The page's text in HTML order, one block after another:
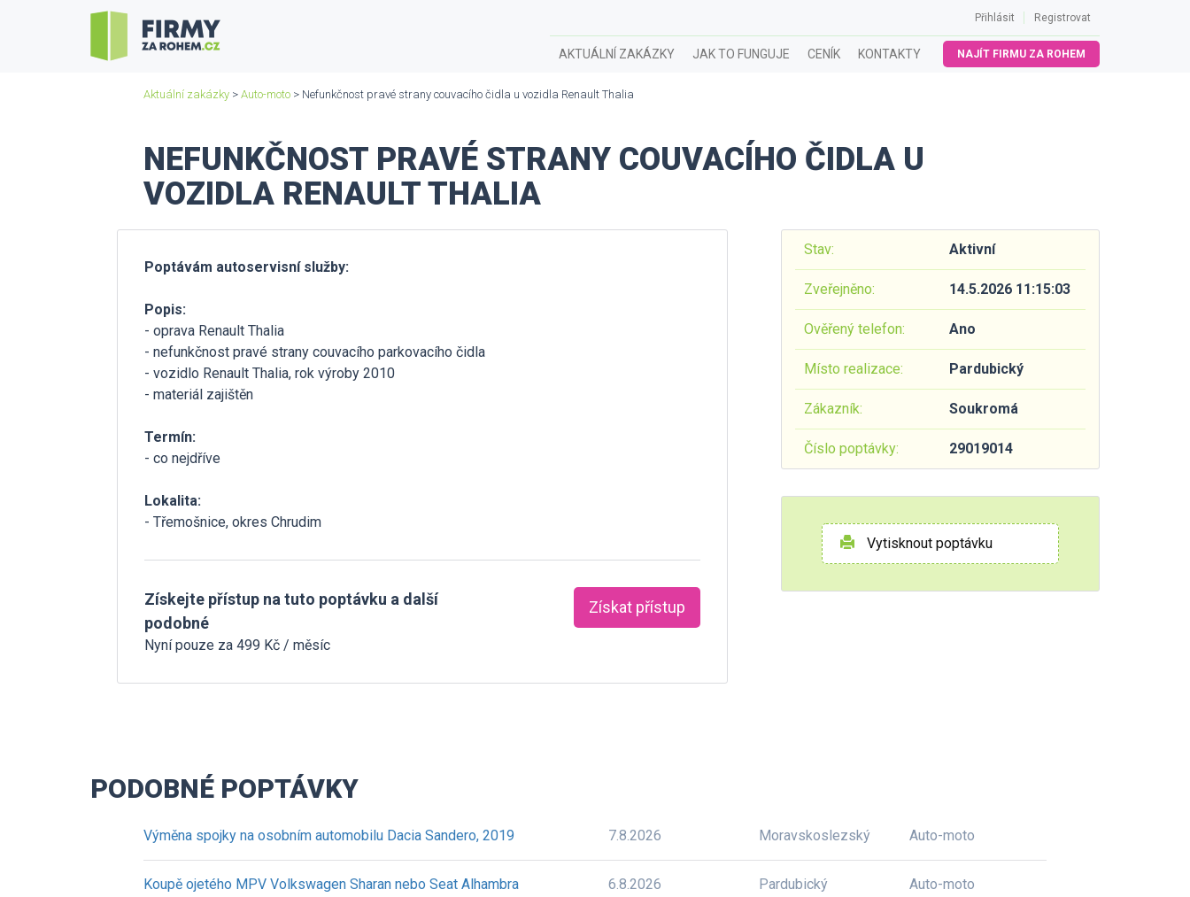
Přihlásit Registrovat
AKTUÁLNÍ ZAKÁZKY JAK TO FUNGUJE CENÍK KONTAKTY NAJÍT FIRMU ZA ROHEM
Aktuální zakázky > Auto-moto > Nefunkčnost pravé strany couvacího čidla u vozidla Renault Thalia
NEFUNKČNOST PRAVÉ STRANY COUVACÍHO ČIDLA U
VOZIDLA RENAULT THALIA
Poptávám autoservisní služby:
Popis:
- oprava Renault Thalia
- nefunkčnost pravé strany couvacího parkovacího čidla
- vozidlo Renault Thalia, rok výroby 2010
- materiál zajištěn
Termín:
- co nejdříve
Lokalita:
- Třemošnice, okres Chrudim
Získejte přístup na tuto poptávku a další
podobné
Nyní pouze za 499 Kč / měsíc
Získat přístup
Stav: Aktivní
Zveřejněno: 14.5.2026 11:15:03
Ověřený telefon: Ano
Místo realizace: Pardubický
Zákazník: Soukromá
Číslo poptávky: 29019014
Vytisknout poptávku
PODOBNÉ POPTÁVKY
Výměna spojky na osobním automobilu Dacia Sandero, 2019 7.8.2026 Moravskoslezský Auto-moto
Koupě ojetého MPV Volkswagen Sharan nebo Seat Alhambra 6.8.2026 Pardubický Auto-moto